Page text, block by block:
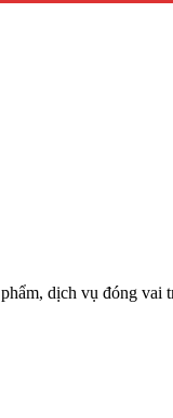
dịch vụ đóng